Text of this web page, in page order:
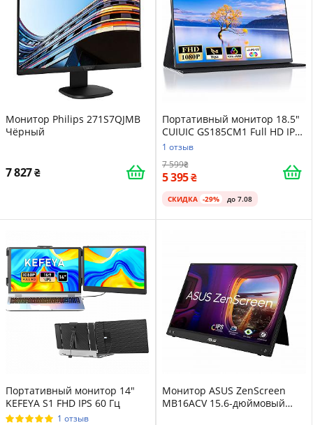
Монитор Philips 271S7QJMB
Чёрный
7 827
Портативный монитор 18.5"
CUIUIC GS185CM1 Full HD IPS
60 Гц
1 отзыв
7 599
5 395
СКИДКА -29% до 7.08
Портативный монитор 14"
KEFEYA S1 FHD IPS 60 Гц
1 отзыв
Монитор ASUS ZenScreen
MB16ACV 15.6-дюймовый